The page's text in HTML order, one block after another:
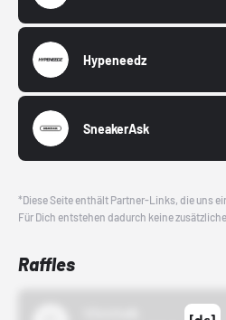
Hypeneedz
SneakerAsk
*Diese Seite enthält Partner-Links, die uns
Für Dich entstehen dadurch keine
Raffles